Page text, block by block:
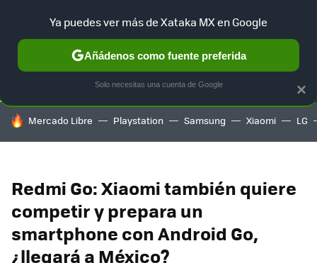
SELECCIÓN GAMING HOME AUTO TERRITORIO
HOY SE HABLA DE
Mercado Libre Playstation Samsung Xiaomi LG
Redmi Go: Xiaomi también quiere
competir y prepara un
smartphone con Android Go,
¿llegará a México?
×
Ya puedes ver más de Xataka MX en Google
Añádenos como fuente preferida
Solo necesitas una cuenta de Google